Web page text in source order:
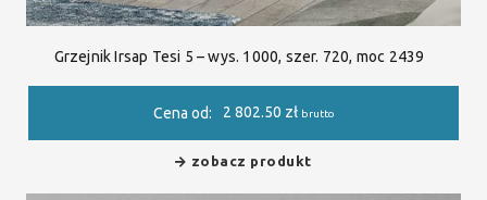
Grzejnik Irsap Tesi 5 – wys. 1000, szer. 720, moc 2439
Cena od: 2 802.50 zł brutto
zobacz produkt